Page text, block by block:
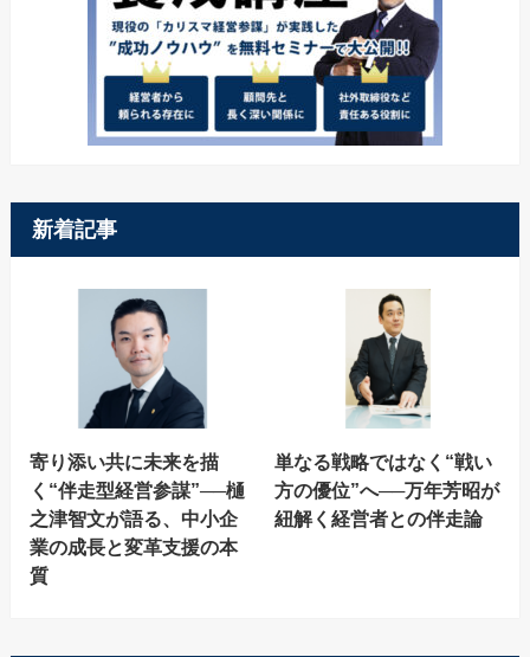
新着記事
寄り添い共に未来を描
く“伴走型経営参謀”──樋
之津智文が語る、中小企
業の成長と変革支援の本
質
単なる戦略ではなく“戦い
方の優位”へ──万年芳昭が
紐解く経営者との伴走論